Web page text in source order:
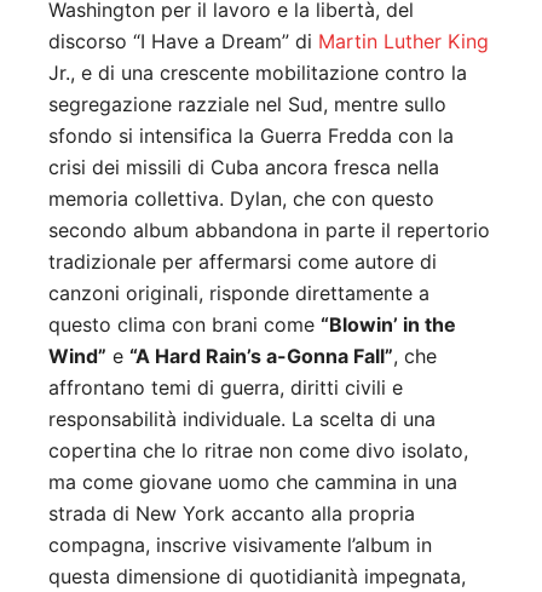
Washington per il lavoro e la libertà, del
discorso “I Have a Dream” di Martin Luther King
Jr., e di una crescente mobilitazione contro la
segregazione razziale nel Sud, mentre sullo
sfondo si intensifica la Guerra Fredda con la
crisi dei missili di Cuba ancora fresca nella
memoria collettiva. Dylan, che con questo
secondo album abbandona in parte il repertorio
tradizionale per affermarsi come autore di
canzoni originali, risponde direttamente a
questo clima con brani come “Blowin’ in the
Wind” e “A Hard Rain’s a-Gonna Fall”, che
affrontano temi di guerra, diritti civili e
responsabilità individuale. La scelta di una
copertina che lo ritrae non come divo isolato,
ma come giovane uomo che cammina in una
strada di New York accanto alla propria
compagna, inscrive visivamente l’album in
questa dimensione di quotidianità impegnata,